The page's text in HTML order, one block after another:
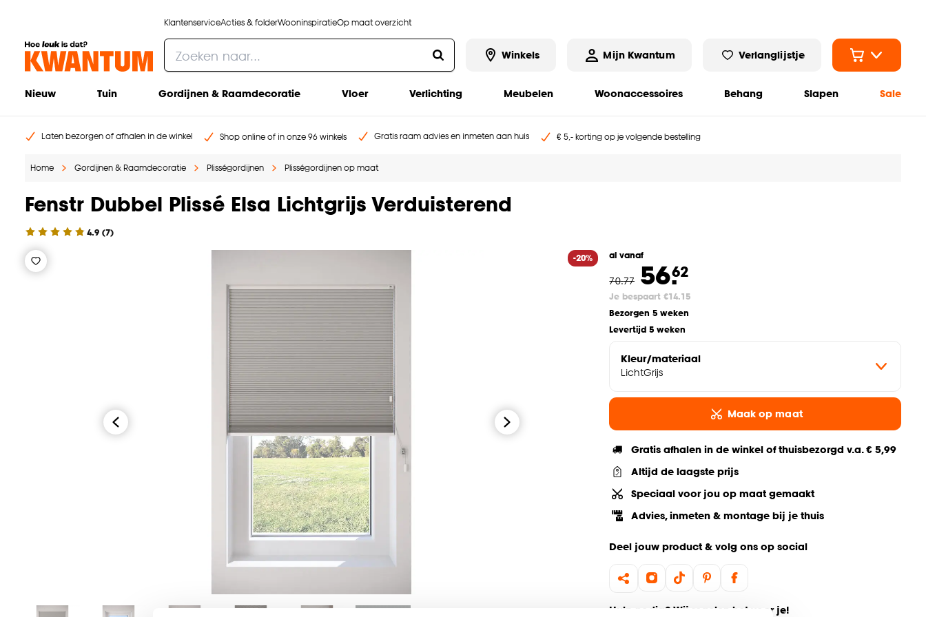
KlantenserviceActies & folderWooninspiratieOp maat overzicht
Winkels Mijn Kwantum Verlanglijstje
Nieuw Tuin Gordijnen & Raamdecoratie Vloer Verlichting Meubelen Woonaccessoires Behang Slapen Sale
Laten bezorgen of afhalen in de winkel Shop online of in onze 96 winkels Gratis raam advies en inmeten aan huis € 5,- korting op je volgende bestelling
Home Gordijnen & Raamdecoratie Plisségordijnen Plisségordijnen op maat
Fenstr Dubbel Plissé Elsa Lichtgrijs Verduisterend
4.9 (7)
-20% al vanaf
70.77 56.62
Je bespaart €14.15
Bezorgen 5 weken
Levertijd 5 weken
Kleur/materiaal
LichtGrijs
Maak op maat
Gratis afhalen in de winkel of thuisbezorgd v.a. € 5,99
Altijd de laagste prijs
Speciaal voor jou op maat gemaakt
Advies, inmeten & montage bij je thuis
Deel jouw product & volg ons op social
Hulp nodig? Wij regelen het voor je!